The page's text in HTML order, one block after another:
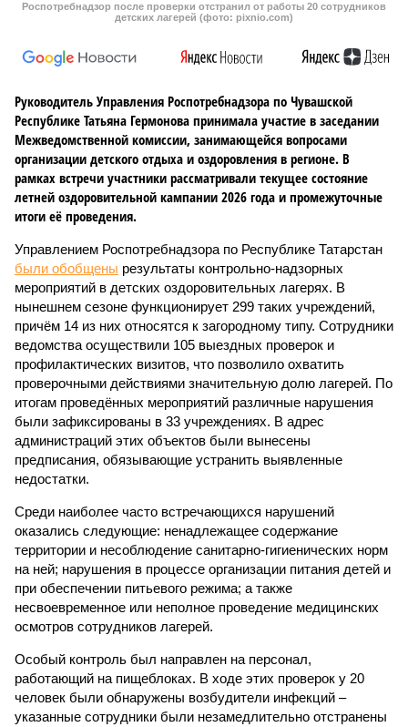
Роспотребнадзор после проверки отстранил от работы 20 сотрудников
детских лагерей (фото: pixnio.com)
Руководитель Управления Роспотребнадзора по Чувашской
Республике Татьяна Гермонова принимала участие в заседании
Межведомственной комиссии, занимающейся вопросами
организации детского отдыха и оздоровления в регионе. В
рамках встречи участники рассматривали текущее состояние
летней оздоровительной кампании 2026 года и промежуточные
итоги её проведения.
Управлением Роспотребнадзора по Республике Татарстан
были обобщены результаты контрольно-надзорных
мероприятий в детских оздоровительных лагерях. В
нынешнем сезоне функционирует 299 таких учреждений,
причём 14 из них относятся к загородному типу. Сотрудники
ведомства осуществили 105 выездных проверок и
профилактических визитов, что позволило охватить
проверочными действиями значительную долю лагерей. По
итогам проведённых мероприятий различные нарушения
были зафиксированы в 33 учреждениях. В адрес
администраций этих объектов были вынесены
предписания, обязывающие устранить выявленные
недостатки.
Среди наиболее часто встречающихся нарушений
оказались следующие: ненадлежащее содержание
территории и несоблюдение санитарно-гигиенических норм
на ней; нарушения в процессе организации питания детей и
при обеспечении питьевого режима; а также
несвоевременное или неполное проведение медицинских
осмотров сотрудников лагерей.
Особый контроль был направлен на персонал,
работающий на пищеблоках. В ходе этих проверок у 20
человек были обнаружены возбудители инфекций –
указанные сотрудники были незамедлительно отстранены